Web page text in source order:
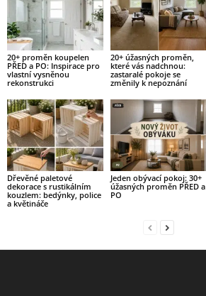
20+ proměn koupelen
PŘED a PO: Inspirace pro
vlastní vysněnou
rekonstrukci
20+ úžasných proměn,
které vás nadchnou:
zastaralé pokoje se
změnily k nepoznání
Dřevěné paletové
dekorace s rustikálním
kouzlem: bedýnky, police
a květináče
Jeden obývací pokoj: 30+
úžasných proměn PŘED a
PO